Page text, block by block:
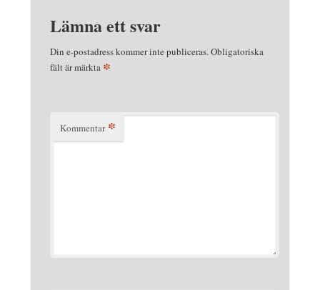
Lämna ett svar
Din e-postadress kommer inte publiceras.Obligatoriska
fält är märkta *
Kommentar *